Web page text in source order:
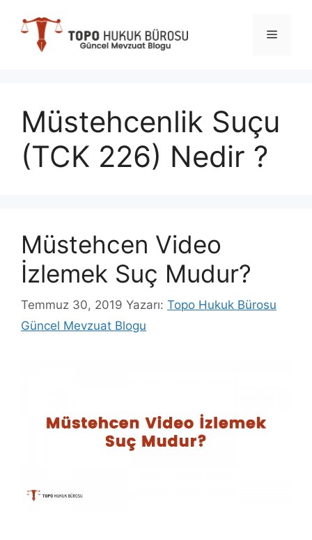
Menü
Müstehcenlik Suçu
(TCK 226) Nedir ?
Müstehcen Video
İzlemek Suç Mudur?
Temmuz 30, 2019 Yazarı: Topo Hukuk Bürosu
Güncel Mevzuat Blogu